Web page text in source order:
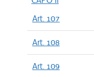
Art. 107
Art. 108
Art. 109